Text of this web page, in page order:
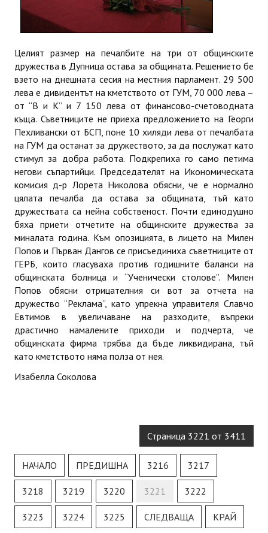
Целият размер на печалбите на три от общинските
дружества в Дупница остава за общината. Решението бе
взето на днешната сесия на местния парламент. 29 500
лева е дивидентът на кметството от ГУМ, 70 000 лева –
от “В и К” и 7 150 лева от финансово-счетоводната
къща. Съветниците не приеха предложението на Георги
Пехливански от БСП, поне 10 хиляди лева от печалбата
на ГУМ да останат за дружеството, за да послужат като
стимул за добра работа. Подкрепиха го само петима
негови съпартийци. Председателят на Икономическата
комисия д-р Лорета Николова обясни, че е нормално
цялата печалба да остава за общината, тъй като
дружествата са нейна собственост. Почти единодушно
бяха приети отчетите на общинските дружества за
миналата година. Към опозицията, в лицето на Милен
Попов и Първан Дангов се присъединиха съветниците от
ГЕРБ, които гласуваха против годишните баланси на
общинската болница и “Ученически столове”. Милен
Попов обясни отрицателния си вот за отчета на
дружество “Реклама”, като упрекна управителя Славчо
Евтимов в увеличаване на разходите, въпреки
драстично намалените приходи и подчерта, че
общинската фирма трябва да бъде ликвидирана, тъй
като кметството няма полза от нея.
Изабелла Соколова
Страница 3221 от 3411
НАЧАЛО ПРЕДИШНА 3216 3217
3218 3219 3220 3221 3222
3223 3224 3225 СЛЕДВАЩА КРАЙ